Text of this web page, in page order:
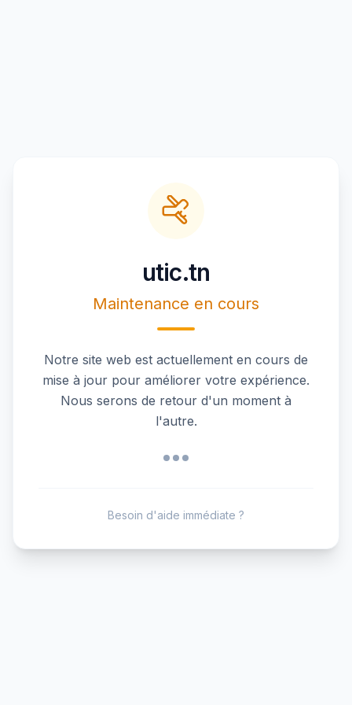
utic.tn
Maintenance en cours
Notre site web est actuellement en cours de
mise à jour pour améliorer votre expérience.
Nous serons de retour d'un moment à
l'autre.
Besoin d'aide immédiate ?